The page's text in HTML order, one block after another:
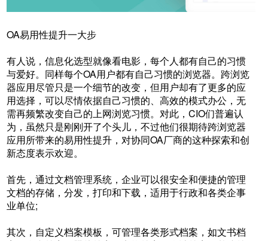
OA易用性提升一大步
有人说，信息化选型就像看电影，每个人都有自己的习惯
与爱好。同样每个OA用户都有自己习惯的浏览器。跨浏览
器应用尽管只是一个细节的改变，但用户却有了更多的应
用选择，可以尽情依据自己习惯的、高效的模式办公，无
需再频繁改变自己的上网浏览习惯。对此，CIO们普遍认
为，虽然只是刚刚开了个头儿，不过他们很期待跨浏览器
应用所带来的易用性提升，对协同OA厂商的这种探索和创
新态度表示欢迎。
首先，通过文档管理系统，企业可以很安全和便捷的管理
文档的存储，分发，打印和下载，适用于行政和各类企事
业单位;
其次，自定义档案模板，可管理各类形式档案，如文书档